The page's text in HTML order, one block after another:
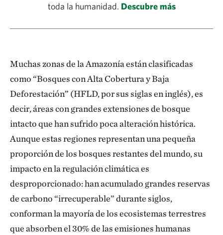
toda la humanidad. Descubre más
Muchas zonas de la Amazonía están clasificadas
como “Bosques con Alta Cobertura y Baja
Deforestación” (HFLD, por sus siglas en inglés), es
decir, áreas con grandes extensiones de bosque
intacto que han sufrido poca alteración histórica.
Aunque estas regiones representan una pequeña
proporción de los bosques restantes del mundo, su
impacto en la regulación climática es
desproporcionado: han acumulado grandes reservas
de carbono “irrecuperable” durante siglos,
conforman la mayoría de los ecosistemas terrestres
que absorben el 30% de las emisiones humanas